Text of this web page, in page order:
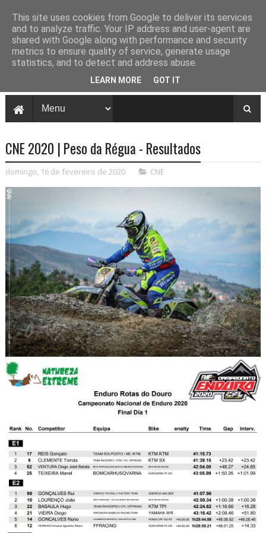
CNE 2020 | Peso da Régua - Resultados
domingo, 16 de fevereiro de 2020 CNE
This site uses cookies from Google to deliver its services
and to analyze traffic. Your IP address and user-agent are
shared with Google along with performance and security
metrics to ensure quality of service, generate usage
statistics, and to detect and address abuse.
LEARN MORE GOT IT